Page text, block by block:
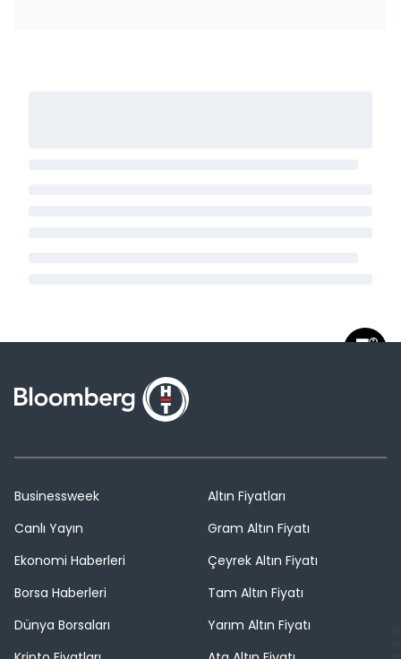
Businessweek
Canlı Yayın
Ekonomi Haberleri
Borsa Haberleri
Dünya Borsaları
Altın Fiyatları
Gram Altın Fiyatı
Çeyrek Altın Fiyatı
Tam Altın Fiyatı
Yarım Altın Fiyatı